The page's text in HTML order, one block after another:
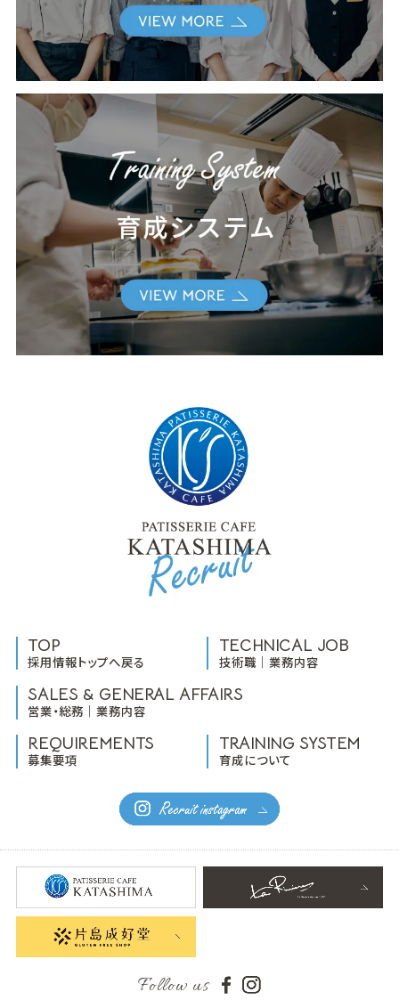
TOP
採用情報トップへ戻る
TECHNICAL JOB
技術職｜業務内容
SALES & GENERAL AFFAIRS
営業・総務｜業務内容
REQUIREMENTS
募集要項
TRAINING SYSTEM
育成について
Follow us